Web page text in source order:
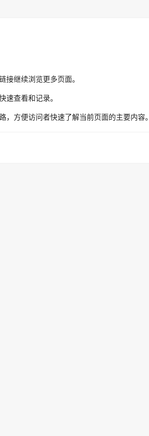
接继续浏览更多页面。
速查看和记录。
方便访问者快速了解当前页面的主要内容。